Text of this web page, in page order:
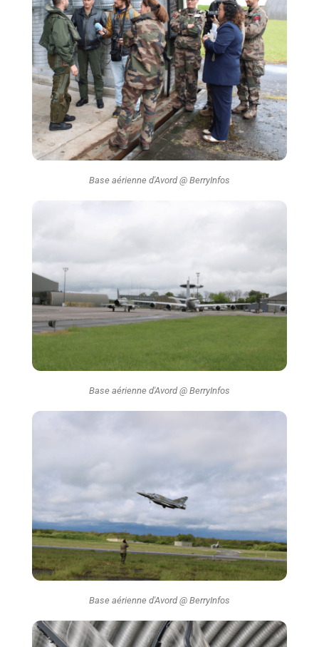
Base aérienne d'Avord @ BerryInfos
Base aérienne d'Avord @ BerryInfos
Base aérienne d'Avord @ BerryInfos